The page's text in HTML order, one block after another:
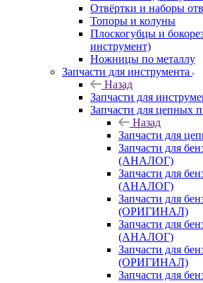
Отвёртки и наборы
Топоры и колуны
Плоскогубцы и
инструмент)
Ножницы по металлу
Запчасти для инструмента
Назад
Запчасти для
Запчасти для цепных
Назад
Запчасти для
Запчасти для
(АНАЛОГ)
Запчасти для
(АНАЛОГ)
Запчасти для
(ОРИГИНАЛ)
Запчасти для
(АНАЛОГ)
Запчасти для
(ОРИГИНАЛ)
Запчасти для